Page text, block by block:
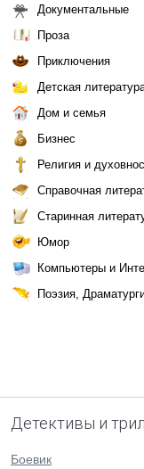
Документальные
Проза
Приключения
Детская
Дом и семья
Бизнес
Религия и
Справочная
Старинная
Юмор
Компьютеры и
Поэзия,
Детективы и
Боевик